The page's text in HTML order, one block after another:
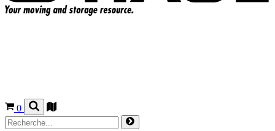
0